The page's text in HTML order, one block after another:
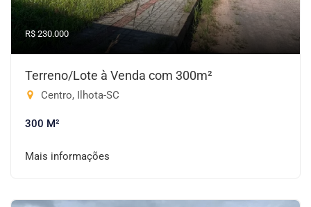
R$ 230.000
Terreno/Lote à Venda com 300m²
Centro, Ilhota-SC
300 M²
Mais informações